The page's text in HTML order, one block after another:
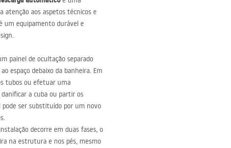
atenção aos aspetos técnicos e
um equipamento durável e
painel de ocultação separado
espaço debaixo da banheira. Em
tubos ou efetuar uma
a cuba ou partir os
pode ser substituído por um novo
decorre em duas fases, o
na estrutura e nos pés, mesmo